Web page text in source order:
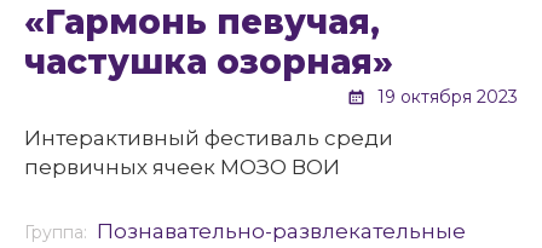
«Гармонь певучая,
частушка озорная»
19 октября 2023
Интерактивный фестиваль среди
первичных ячеек МОЗО ВОИ
Группа: Познавательно-развлекательные